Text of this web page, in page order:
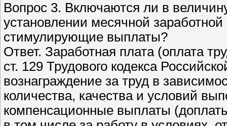
Вопрос 3. Включаются ли в
установлении месячной
стимулирующие выплаты?
Ответ. Заработная плата (оплата
ст. 129 Трудового кодекса
вознаграждение за труд в
количества, качества и условий
компенсационные выплаты